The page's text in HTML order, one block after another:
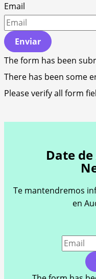
Email
Enviar
The form has been
There has been some
Please verify all form
Date
Te mantendremos
en